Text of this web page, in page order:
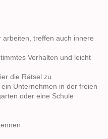
arbeiten, treffen auch innere
Verhalten und leicht
die Rätsel zu
Unternehmen in der freien
oder eine Schule